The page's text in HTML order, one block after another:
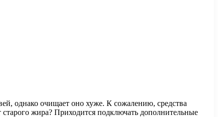
однако очищает оно хуже. К сожалению, средства
жира? Приходится подключать дополнительные